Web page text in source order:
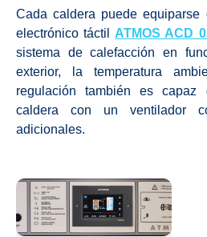
Cada caldera puede equiparse
electrónico táctil ATMOS ACD
sistema de calefacción en
exterior, la temperatura
regulación también es
caldera con un ventilador
adicionales.